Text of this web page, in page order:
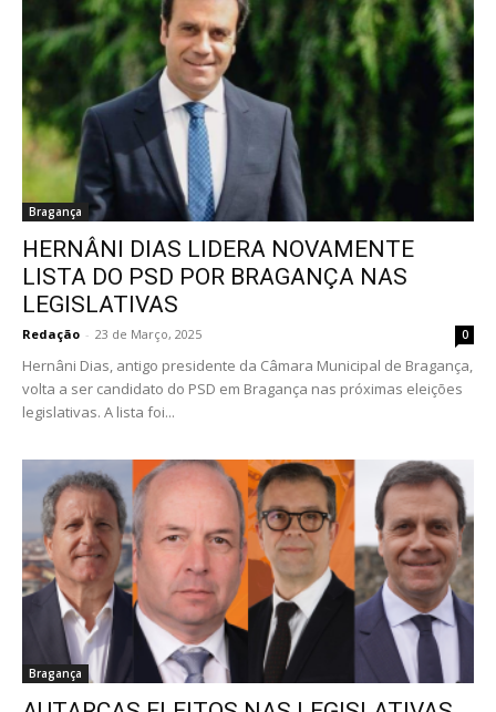
Bragança
HERNÂNI DIAS LIDERA NOVAMENTE
LISTA DO PSD POR BRAGANÇA NAS
LEGISLATIVAS
Redação - 23 de Março, 2025 0
Hernâni Dias, antigo presidente da Câmara Municipal de Bragança,
volta a ser candidato do PSD em Bragança nas próximas eleições
legislativas. A lista foi...
Bragança